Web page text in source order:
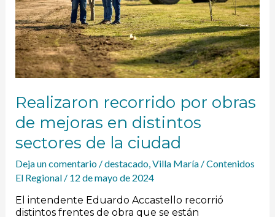
Realizaron recorrido por obras
de mejoras en distintos
sectores de la ciudad
Deja un comentario /destacado,Villa María/Contenidos
El Regional / 12 de mayo de 2024
El intendente Eduardo Accastello recorrió
distintos frentes de obra que se están
distintos
sectores
de
la
ciudad